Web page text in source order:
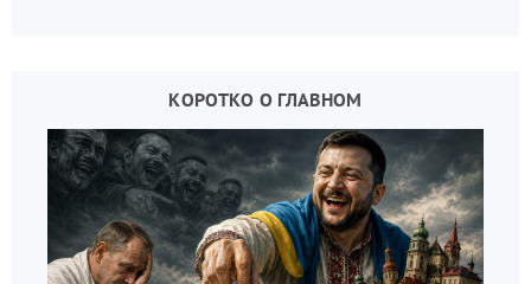
КОРОТКО О ГЛАВНОМ